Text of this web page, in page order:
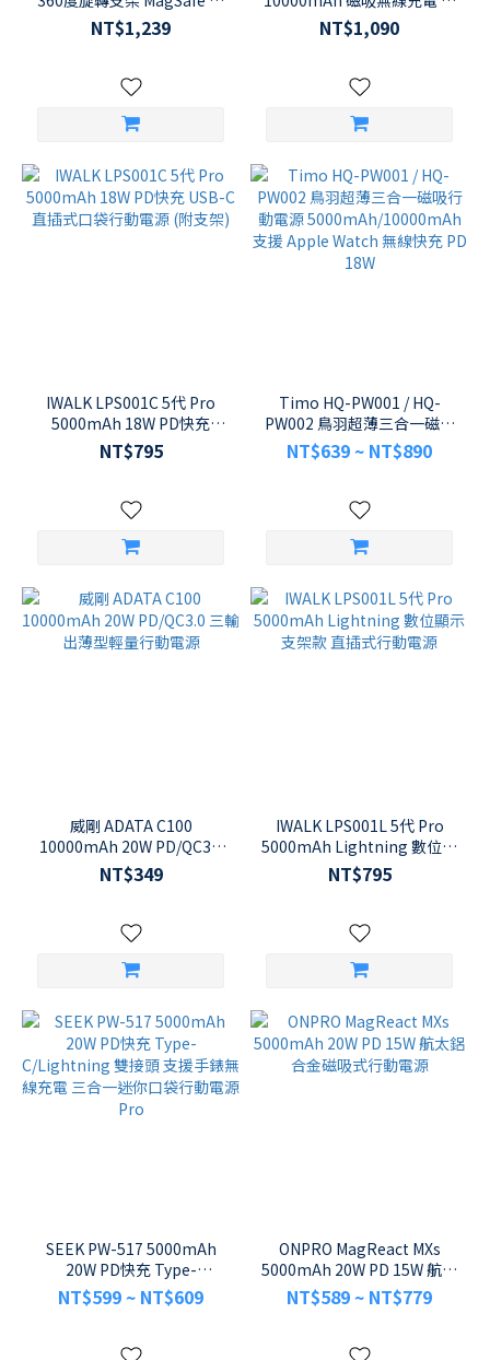
吸無線快充行動電源
NT$1,239
帶線 多功能行動電源
NT$1,090
IWALK LPS001C 5代 Pro
5000mAh 18W PD快充
USB-C 直插式口袋行動電源
(附支架)
NT$795
Timo HQ-PW001 / HQ-
PW002 鳥羽超薄三合一磁吸
行動電源
5000mAh/10000mAh 支援
18W
NT$639 ~ NT$890
威剛 ADATA C100
10000mAh 20W PD/QC3.0
三輸出薄型輕量行動電源
NT$349
IWALK LPS001L 5代 Pro
5000mAh Lightning 數位顯
示支架款 直插式行動電源
NT$795
SEEK PW-517 5000mAh
20W PD快充 Type-
C/Lightning 雙接頭 支援手
錶無線充電 三合一迷你口袋
NT$599 ~ NT$609
ONPRO MagReact MXs
5000mAh 20W PD 15W 航太
鋁合金磁吸式行動電源
NT$589 ~ NT$779